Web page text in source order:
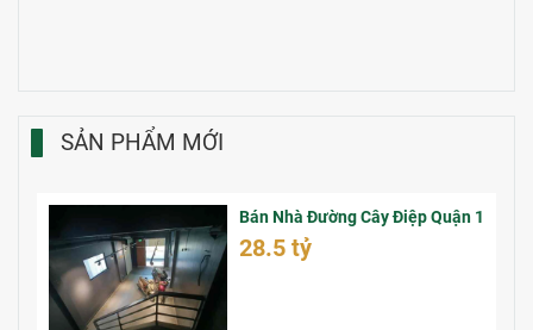
SẢN PHẨM MỚI
Bán Nhà Đường Cây Điệp Quận 1
28.5 tỷ